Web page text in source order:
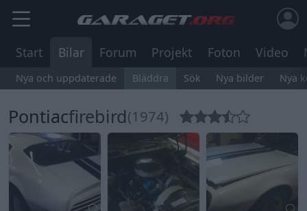
Start Bilar Forum Projekt Foton Video
Nya och uppdaterade Bläddra Sök Nya bilder Nya
Pontiacfirebird(1974)